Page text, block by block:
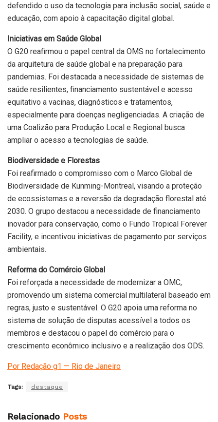
defendido o uso da tecnologia para inclusão social, saúde e
educação, com apoio à capacitação digital global.
Iniciativas em Saúde Global
O G20 reafirmou o papel central da OMS no fortalecimento
da arquitetura de saúde global e na preparação para
pandemias. Foi destacada a necessidade de sistemas de
saúde resilientes, financiamento sustentável e acesso
equitativo a vacinas, diagnósticos e tratamentos,
especialmente para doenças negligenciadas. A criação de
uma Coalizão para Produção Local e Regional busca
ampliar o acesso a tecnologias de saúde.
Biodiversidade e Florestas
Foi reafirmado o compromisso com o Marco Global de
Biodiversidade de Kunming-Montreal, visando a proteção
de ecossistemas e a reversão da degradação florestal até
2030. O grupo destacou a necessidade de financiamento
inovador para conservação, como o Fundo Tropical Forever
Facility, e incentivou iniciativas de pagamento por serviços
ambientais.
Reforma do Comércio Global
Foi reforçada a necessidade de modernizar a OMC,
promovendo um sistema comercial multilateral baseado em
regras, justo e sustentável. O G20 apoia uma reforma no
sistema de solução de disputas acessível a todos os
membros e destacou o papel do comércio para o
crescimento econômico inclusivo e a realização dos ODS.
Por Redação g1 — Rio de Janeiro
Tags: destaque
Relacionado Posts